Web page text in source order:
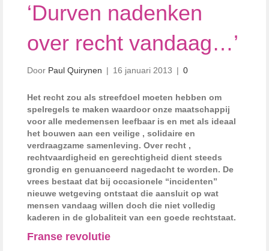
‘Durven nadenken
over recht vandaag…’
Door Paul Quirynen | 16 januari 2013 | 0
Het recht zou als streefdoel moeten hebben om
spelregels te maken waardoor onze maatschappij
voor alle medemensen leefbaar is en met als ideaal
het bouwen aan een veilige , solidaire en
verdraagzame samenleving. Over recht ,
rechtvaardigheid en gerechtigheid dient steeds
grondig en genuanceerd nagedacht te worden. De
vrees bestaat dat bij occasionele “incidenten”
nieuwe wetgeving ontstaat die aansluit op wat
mensen vandaag willen doch die niet volledig
kaderen in de globaliteit van een goede rechtstaat.
Franse revolutie